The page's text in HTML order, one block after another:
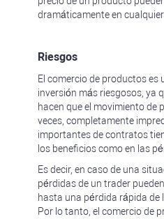
dramáticamente en cualquier
Riesgos
El comercio de productos es
inversión más riesgosos, ya
hacen que el movimiento de
veces, completamente
importantes de contratos
los beneficios como en las
Es decir, en caso de una
pérdidas de un trader
hasta una pérdida rápida de
Por lo tanto, el comercio de